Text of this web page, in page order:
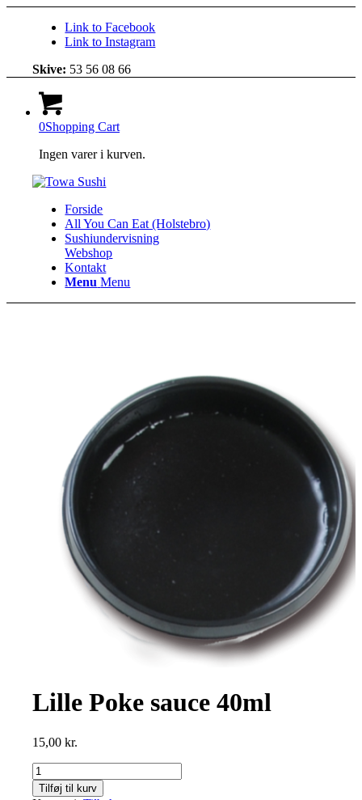
Link to Facebook
Link to Instagram
Skive: 53 56 08 66
0Shopping Cart
Ingen varer i kurven.
Forside
All You Can Eat (Holstebro)
Sushiundervisning
Webshop
Kontakt
Menu Menu
Lille Poke sauce 40ml
15,00kr.
Lille
Poke
Tilføj til kurv